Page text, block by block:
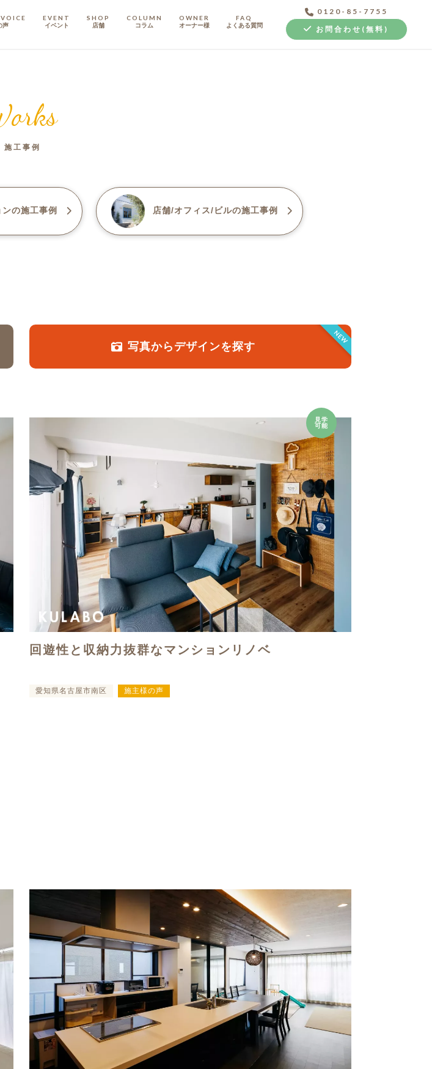
声
EVENT
イベント
SHOP
店舗
COLUMN
コラム
OWNER
オーナー様
FAQ
よくある質問
0120-85-7755
お問合わせ(無料)
施工事例
ンの施工事例 店舗/オフィス/ビルの施工事例
NEW
写真からデザインを探す
見学
可能
回遊性と収納力抜群なマンションリノベ
愛知県名古屋市南区 施主様の声